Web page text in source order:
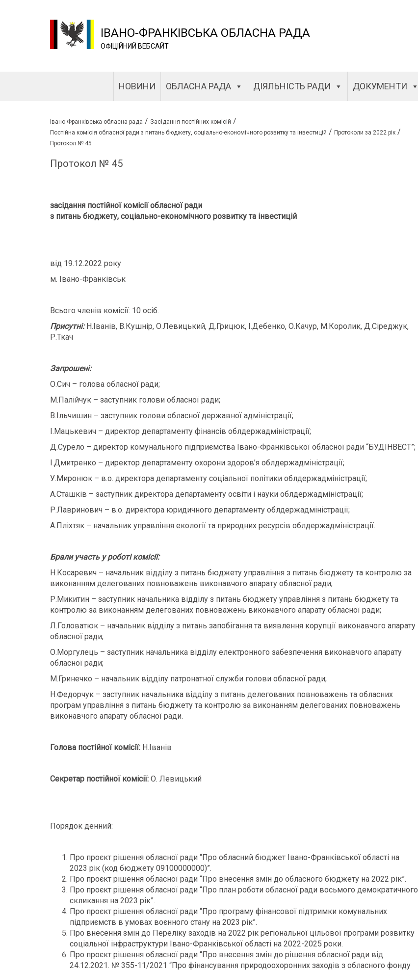
ІВАНО-ФРАНКІВСЬКА ОБЛАСНА РАДА
ОФІЦІЙНИЙ ВЕБСАЙТ
НОВИНИ ОБЛАСНА РАДА ДІЯЛЬНІСТЬ РАДИ ДОКУМЕНТИ
Івано-Франківська обласна рада / Засідання постійних комісій /
Постійна комісія обласної ради з питань бюджету, соціально-економічного розвитку та інвестицій / Протоколи за 2022 рік /
Протокол № 45
Протокол № 45
засідання постійної комісії обласної ради
з питань бюджету, соціально-економічного розвитку та інвестицій
від 19.12.2022 року
м. Івано-Франківськ
Всього членів комісії: 10 осіб.
Присутні:Н.Іванів, В.Кушнір, О.Левицький, Д.Грицюк, І.Дебенко, О.Качур, М.Королик, Д.Сіреджук,
Р.Ткач
Запрошені:
О.Сич – голова обласної ради;
М.Палійчук – заступник голови обласної ради;
В.Ільчишин – заступник голови обласної державної адміністрації;
І.Мацькевич – директор департаменту фінансів облдержадміністрації;
Д.Сурело – директор комунального підприємства Івано-Франківської обласної ради “БУДІНВЕСТ”;
І.Дмитренко – директор департаменту охорони здоров’я облдержадміністрації;
У.Миронюк – в.о. директора департаменту соціальної політики облдержадміністрації;
А.Сташків – заступник директора департаменту освіти і науки облдержадміністрації;
Р.Лавринович – в.о. директора юридичного департаменту облдержадміністрації;
А.Пліхтяк – начальник управління екології та природних ресурсів облдержадміністрації.
Брали участь у роботі комісії:
Н.Косаревич – начальник відділу з питань бюджету управління з питань бюджету та контролю за
виконанням делегованих повноважень виконавчого апарату обласної ради;
Р.Микитин – заступник начальника відділу з питань бюджету управління з питань бюджету та
контролю за виконанням делегованих повноважень виконавчого апарату обласної ради;
Л.Головатюк – начальник відділу з питань запобігання та виявлення корупції виконавчого апарату
обласної ради;
О.Моргулець – заступник начальника відділу електронного забезпечення виконавчого апарату
обласної ради;
М.Гринечко – начальник відділу патронатної служби голови обласної ради;
Н.Федорчук – заступник начальника відділу з питань делегованих повноважень та обласних
програм управління з питань бюджету та контролю за виконанням делегованих повноважень
виконавчого апарату обласної ради.
Голова постійної комісії: Н.Іванів
Секретар постійної комісії: О. Левицький
Порядок денний:
Про проєкт рішення обласної ради “Про обласний бюджет Івано-Франківської області на
2023 рік (код бюджету 09100000000)”.
Про проєкт рішення обласної ради “Про внесення змін до обласного бюджету на 2022 рік”.
Про проєкт рішення обласної ради “Про план роботи обласної ради восьмого демократичного
скликання на 2023 рік”.
Про проєкт рішення обласної ради “Про програму фінансової підтримки комунальних
підприємств в умовах воєнного стану на 2023 рік”.
Про внесення змін до Переліку заходів на 2022 рік регіональної цільової програми розвитку
соціальної інфраструктури Івано-Франківської області на 2022-2025 роки.
Про проєкт рішення обласної ради “Про внесення змін до рішення обласної ради від
24.12.2021. № 355-11/2021 “Про фінансування природоохоронних заходів з обласного фонду